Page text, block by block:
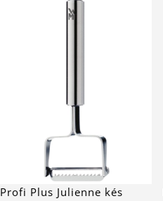
Profi Plus Julienne kés